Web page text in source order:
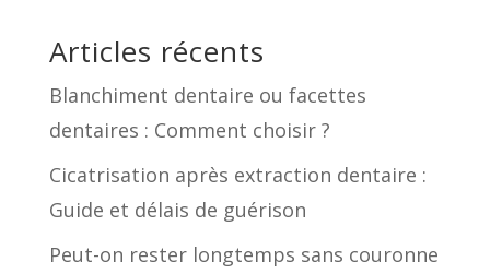
Articles récents
Blanchiment dentaire ou facettes
dentaires : Comment choisir ?
Cicatrisation après extraction dentaire :
Guide et délais de guérison
Peut-on rester longtemps sans couronne